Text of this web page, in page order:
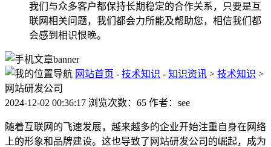
我们与众多客户都保持长期稳定的合作关系，只要是互
联网相关问题，我们都会力所能及帮助您，相信我们都
会感到相识恨晚。
网站首页 - 技术知识 - 知识资讯 > 技术知识 >
网站研发公司
2024-12-02 00:36:17 浏览次数：65 作者：see
随着互联网的飞速发展，越来越多的企业开始注重自身在网络
上的形象和品牌建设。这也导致了网站研发公司的崛起，成为